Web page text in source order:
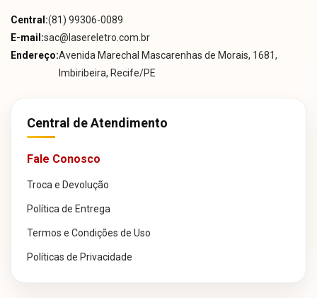
Central:(81) 99306-0089
E-mail:sac@lasereletro.com.br
Endereço:Avenida Marechal Mascarenhas de Morais, 1681,
Imbiribeira, Recife/PE
Central de Atendimento
Fale Conosco
Troca e Devolução
Política de Entrega
Termos e Condições de Uso
Políticas de Privacidade